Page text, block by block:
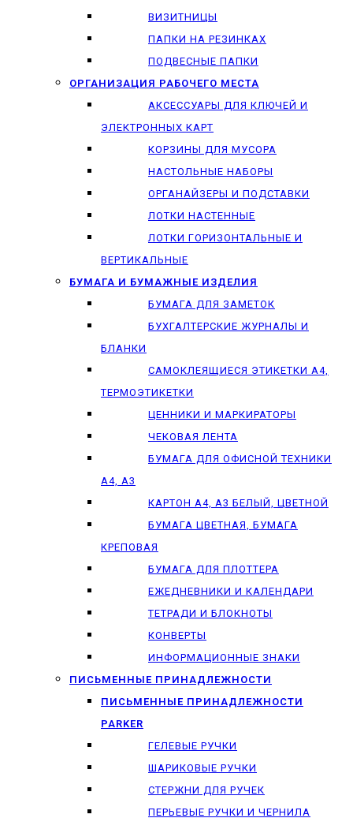
ВИЗИТНИЦЫ
ПАПКИ НА РЕЗИНКАХ
ПОДВЕСНЫЕ ПАПКИ
ОРГАНИЗАЦИЯ РАБОЧЕГО МЕСТА
АКСЕССУАРЫ ДЛЯ КЛЮЧЕЙ И
ЭЛЕКТРОННЫХ КАРТ
КОРЗИНЫ ДЛЯ МУСОРА
НАСТОЛЬНЫЕ НАБОРЫ
ОРГАНАЙЗЕРЫ И ПОДСТАВКИ
ЛОТКИ НАСТЕННЫЕ
ЛОТКИ ГОРИЗОНТАЛЬНЫЕ И
ВЕРТИКАЛЬНЫЕ
БУМАГА И БУМАЖНЫЕ ИЗДЕЛИЯ
БУМАГА ДЛЯ ЗАМЕТОК
БУХГАЛТЕРСКИЕ ЖУРНАЛЫ И
БЛАНКИ
САМОКЛЕЯЩИЕСЯ ЭТИКЕТКИ А4,
ТЕРМОЭТИКЕТКИ
ЦЕННИКИ И МАРКИРАТОРЫ
ЧЕКОВАЯ ЛЕНТА
БУМАГА ДЛЯ ОФИСНОЙ ТЕХНИКИ
А4, А3
КАРТОН А4, А3 БЕЛЫЙ, ЦВЕТНОЙ
БУМАГА ЦВЕТНАЯ, БУМАГА
КРЕПОВАЯ
БУМАГА ДЛЯ ПЛОТТЕРА
ЕЖЕДНЕВНИКИ И КАЛЕНДАРИ
ТЕТРАДИ И БЛОКНОТЫ
КОНВЕРТЫ
ИНФОРМАЦИОННЫЕ ЗНАКИ
ПИСЬМЕННЫЕ ПРИНАДЛЕЖНОСТИ
ПИСЬМЕННЫЕ ПРИНАДЛЕЖНОСТИ
PARKER
ГЕЛЕВЫЕ РУЧКИ
ШАРИКОВЫЕ РУЧКИ
СТЕРЖНИ ДЛЯ РУЧЕК
ПЕРЬЕВЫЕ РУЧКИ И ЧЕРНИЛА